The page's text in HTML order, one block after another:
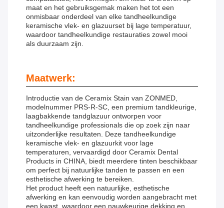
maat en het gebruiksgemak maken het tot een
onmisbaar onderdeel van elke tandheelkundige
keramische vlek- en glazuurset bij lage temperatuur,
waardoor tandheelkundige restauraties zowel mooi
als duurzaam zijn.
Maatwerk:
Introductie van de Ceramix Stain van ZONMED,
modelnummer PRS-R-SC, een premium tandkleurige,
laagbakkende tandglazuur ontworpen voor
tandheelkundige professionals die op zoek zijn naar
uitzonderlijke resultaten. Deze tandheelkundige
keramische vlek- en glazuurkit voor lage
temperaturen, vervaardigd door Ceramix Dental
Products in CHINA, biedt meerdere tinten beschikbaar
om perfect bij natuurlijke tanden te passen en een
esthetische afwerking te bereiken.
Het product heeft een natuurlijke, esthetische
afwerking en kan eenvoudig worden aangebracht met
een kwast, waardoor een nauwkeurige dekking en